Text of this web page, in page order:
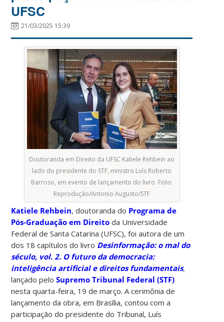
UFSC
21/03/2025 15:39
Doutoranda em Direito da UFSC Katiele Rehbein ao
lado do presidente do STF, ministro Luís Roberto
Barroso, em evento de lançamento do livro. Foto:
Reprodução/Antonio Augusto/STF
Katiele Rehbein, doutoranda do Programa de
Pós-Graduação em Direito da Universidade
Federal de Santa Catarina (UFSC), foi autora de um
dos 18 capítulos do livro Desinformação: o mal do
século, vol. 2. O futuro da democracia:
inteligência artificial e direitos fundamentais,
lançado peloSupremo Tribunal Federal (STF)
nesta quarta-feira, 19 de março. A cerimônia de
lançamento da obra, em Brasília, contou com a
participação do presidente do Tribunal, Luís